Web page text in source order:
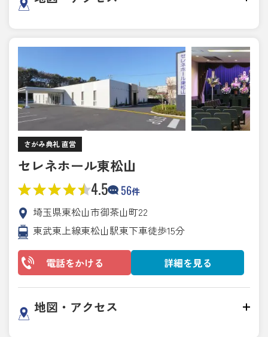
さがみ典礼 直営
セレネホール東松山
4.5 56件
埼玉県東松山市御茶山町22
東武東上線東松山駅東下車徒歩15分
電話をかける 詳細を見る
地図・アクセス